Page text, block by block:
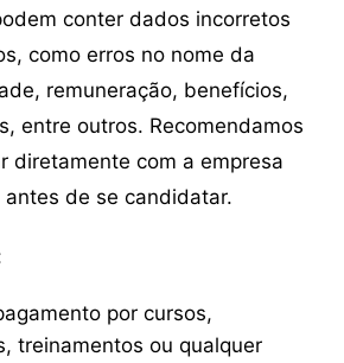
conter dados incorretos
como erros no nome da
remuneração, benefícios,
entre outros. Recomendamos
diretamente com a empresa
de se candidatar.
por cursos,
treinamentos ou qualquer